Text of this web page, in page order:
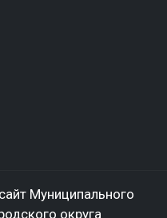
Муниципального
округа